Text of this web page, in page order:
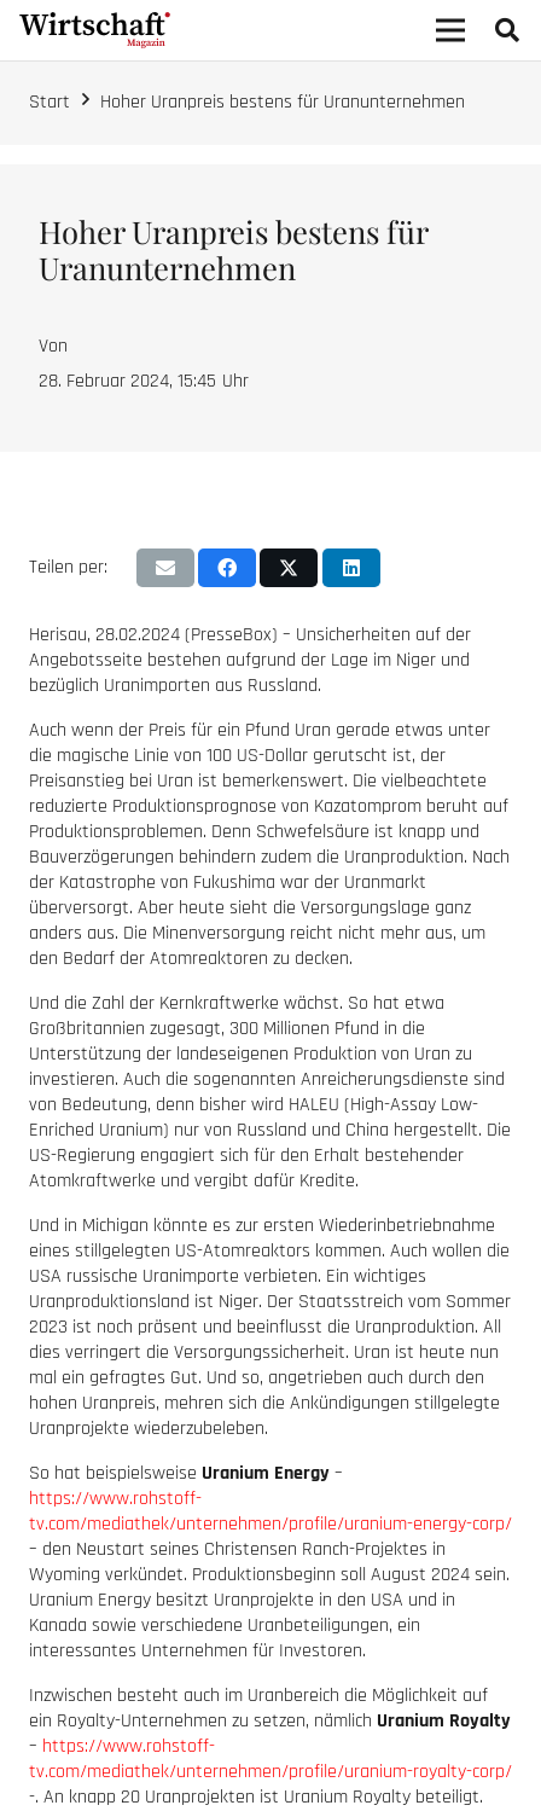
Start Hoher Uranpreis bestens für Uranunternehmen
Hoher Uranpreis bestens für
Uranunternehmen
Von
28. Februar 2024, 15:45 Uhr
Teilen per:
Herisau, 28.02.2024 (PresseBox) – Unsicherheiten auf der
Angebotsseite bestehen aufgrund der Lage im Niger und
bezüglich Uranimporten aus Russland.
Auch wenn der Preis für ein Pfund Uran gerade etwas unter
die magische Linie von 100 US-Dollar gerutscht ist, der
Preisanstieg bei Uran ist bemerkenswert. Die vielbeachtete
reduzierte Produktionsprognose von Kazatomprom beruht auf
Produktionsproblemen. Denn Schwefelsäure ist knapp und
Bauverzögerungen behindern zudem die Uranproduktion. Nach
der Katastrophe von Fukushima war der Uranmarkt
überversorgt. Aber heute sieht die Versorgungslage ganz
anders aus. Die Minenversorgung reicht nicht mehr aus, um
den Bedarf der Atomreaktoren zu decken.
Und die Zahl der Kernkraftwerke wächst. So hat etwa
Großbritannien zugesagt, 300 Millionen Pfund in die
Unterstützung der landeseigenen Produktion von Uran zu
investieren. Auch die sogenannten Anreicherungsdienste sind
von Bedeutung, denn bisher wird HALEU (High-Assay Low-
Enriched Uranium) nur von Russland und China hergestellt. Die
US-Regierung engagiert sich für den Erhalt bestehender
Atomkraftwerke und vergibt dafür Kredite.
Und in Michigan könnte es zur ersten Wiederinbetriebnahme
eines stillgelegten US-Atomreaktors kommen. Auch wollen die
USA russische Uranimporte verbieten. Ein wichtiges
Uranproduktionsland ist Niger. Der Staatsstreich vom Sommer
2023 ist noch präsent und beeinflusst die Uranproduktion. All
dies verringert die Versorgungssicherheit. Uran ist heute nun
mal ein gefragtes Gut. Und so, angetrieben auch durch den
hohen Uranpreis, mehren sich die Ankündigungen stillgelegte
Uranprojekte wiederzubeleben.
So hat beispielsweise Uranium Energy–
https://www.rohstoff-
tv.com/mediathek/unternehmen/profile/uranium-energy-corp/
– den Neustart seines Christensen Ranch-Projektes in
Wyoming verkündet. Produktionsbeginn soll August 2024 sein.
Uranium Energy besitzt Uranprojekte in den USA und in
Kanada sowie verschiedene Uranbeteiligungen, ein
interessantes Unternehmen für Investoren.
Inzwischen besteht auch im Uranbereich die Möglichkeit auf
ein Royalty-Unternehmen zu setzen, nämlich Uranium Royalty
– https://www.rohstoff-
tv.com/mediathek/unternehmen/profile/uranium-royalty-corp/
-. An knapp 20 Uranprojekten ist Uranium Royalty beteiligt.